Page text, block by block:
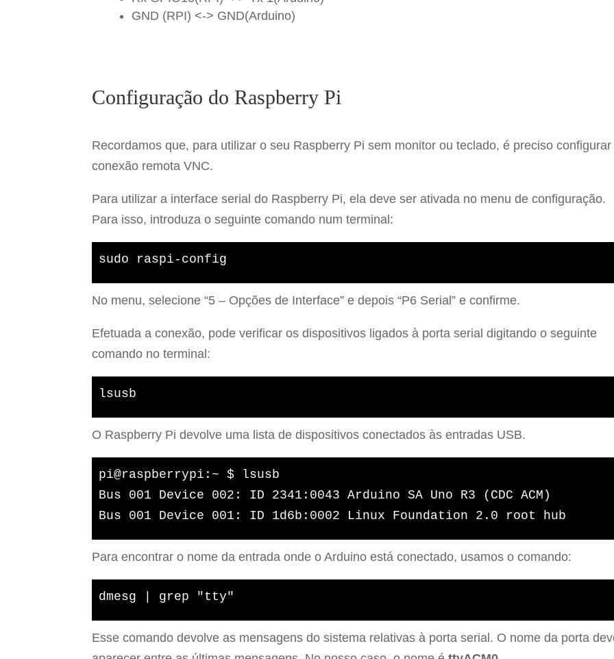
GND (RPI) <-> GND(Arduino)
Configuração do Raspberry Pi
Recordamos que, para utilizar o seu Raspberry Pi sem monitor ou teclado, é preciso configurar
conexão remota VNC.
Para utilizar a interface serial do Raspberry Pi, ela deve ser ativada no menu de configuração.
Para isso, introduza o seguinte comando num terminal:
sudo raspi-config
No menu, selecione “5 – Opções de Interface” e depois “P6 Serial” e confirme.
Efetuada a conexão, pode verificar os dispositivos ligados à porta serial digitando o seguinte
comando no terminal:
lsusb
O Raspberry Pi devolve uma lista de dispositivos conectados às entradas USB.
pi@raspberrypi:~ $ lsusb
Bus 001 Device 002: ID 2341:0043 Arduino SA Uno R3 (CDC ACM)
Para encontrar o nome da entrada onde o Arduino está conectado, usamos o comando:
dmesg | grep "tty"
Esse comando devolve as mensagens do sistema relativas à porta serial. O nome da porta